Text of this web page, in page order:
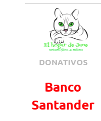
DONATIVOS
Banco
Santander